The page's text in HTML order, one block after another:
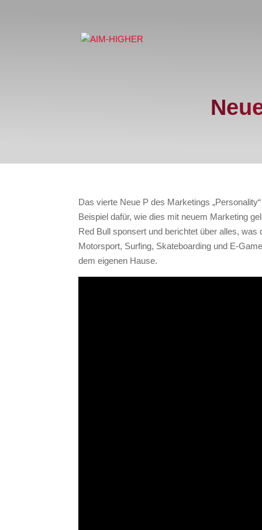
Das vierte Neue P des Marketings
Beispiel dafür, wie dies mit neuem Marketing
Red Bull sponsert und berichtet über alles,
Motorsport, Surfing, Skateboarding und E-
dem eigenen Hause.